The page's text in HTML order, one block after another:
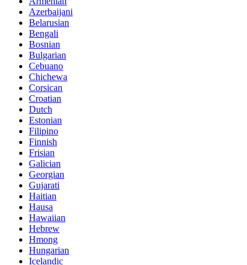
Azerbaijani
Belarusian
Bengali
Bosnian
Bulgarian
Cebuano
Chichewa
Corsican
Croatian
Dutch
Estonian
Filipino
Finnish
Frisian
Galician
Georgian
Gujarati
Haitian
Hausa
Hawaiian
Hebrew
Hmong
Hungarian
Icelandic